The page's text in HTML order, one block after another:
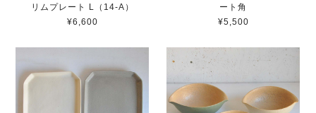
リムプレート L（14-A）
¥6,600
ート角
¥5,500